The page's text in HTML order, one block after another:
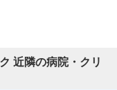
近隣の病院・クリ